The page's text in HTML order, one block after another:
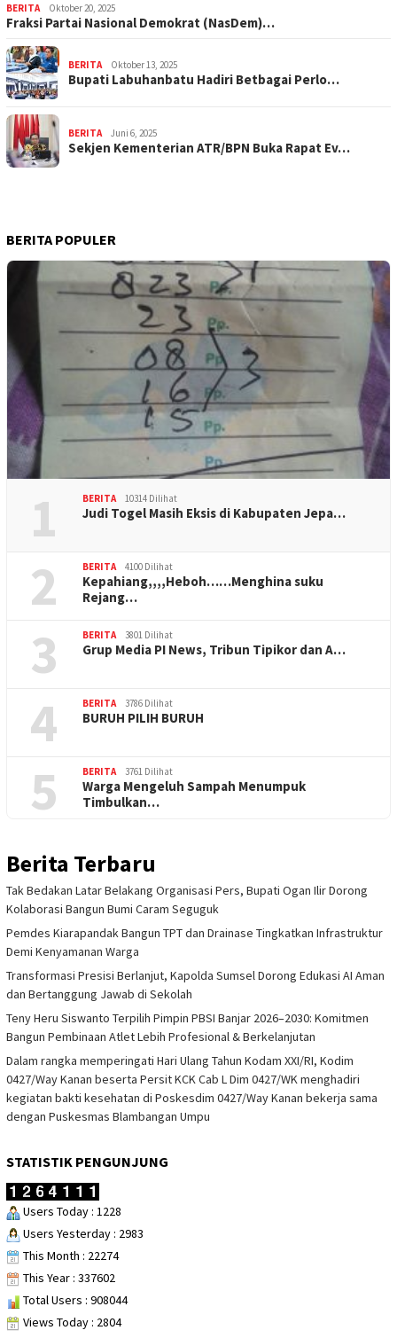
BERITA Oktober 20, 2025
Fraksi Partai Nasional Demokrat (NasDem)…
BERITA Oktober 13, 2025
Bupati Labuhanbatu Hadiri Betbagai Perlo…
BERITA Juni 6, 2025
Sekjen Kementerian ATR/BPN Buka Rapat Ev…
BERITA POPULER
1 BERITA 10314 Dilihat
Judi Togel Masih Eksis di Kabupaten Jepa…
2 BERITA 4100 Dilihat
Kepahiang,,,,Heboh……Menghina suku
Rejang…
3 BERITA 3801 Dilihat
Grup Media PI News, Tribun Tipikor dan A…
4 BERITA 3786 Dilihat
BURUH PILIH BURUH
5 BERITA 3761 Dilihat
Warga Mengeluh Sampah Menumpuk
Timbulkan…
Berita Terbaru
Tak Bedakan Latar Belakang Organisasi Pers, Bupati Ogan Ilir Dorong
Kolaborasi Bangun Bumi Caram Seguguk
Pemdes Kiarapandak Bangun TPT dan Drainase Tingkatkan Infrastruktur
Demi Kenyamanan Warga
Transformasi Presisi Berlanjut, Kapolda Sumsel Dorong Edukasi AI Aman
dan Bertanggung Jawab di Sekolah
Teny Heru Siswanto Terpilih Pimpin PBSI Banjar 2026–2030: Komitmen
Bangun Pembinaan Atlet Lebih Profesional & Berkelanjutan
Dalam rangka memperingati Hari Ulang Tahun Kodam XXI/RI, Kodim
0427/Way Kanan beserta Persit KCK Cab L Dim 0427/WK menghadiri
kegiatan bakti kesehatan di Poskesdim 0427/Way Kanan bekerja sama
dengan Puskesmas Blambangan Umpu
STATISTIK PENGUNJUNG
Users Today : 1228
Users Yesterday : 2983
This Month : 22274
This Year : 337602
Total Users : 908044
Views Today : 2804